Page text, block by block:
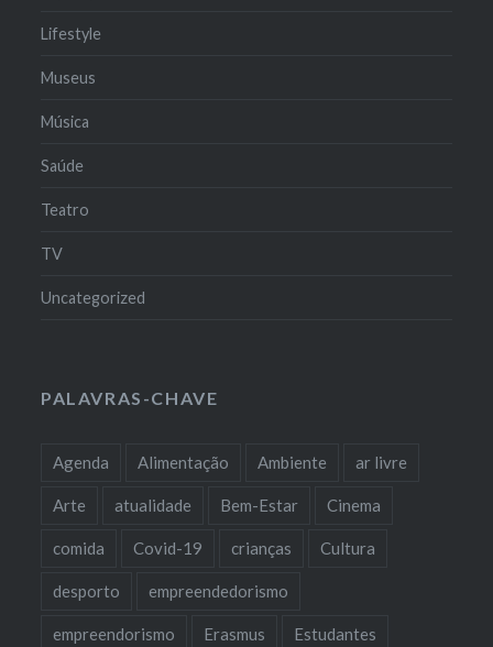
Lifestyle
Museus
Música
Saúde
Teatro
TV
Uncategorized
PALAVRAS-CHAVE
Agenda Alimentação Ambiente ar livre
Arte atualidade Bem-Estar Cinema
comida Covid-19 crianças Cultura
desporto empreendedorismo
empreendorismo Erasmus Estudantes